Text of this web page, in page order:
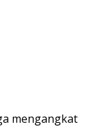
mengangkat